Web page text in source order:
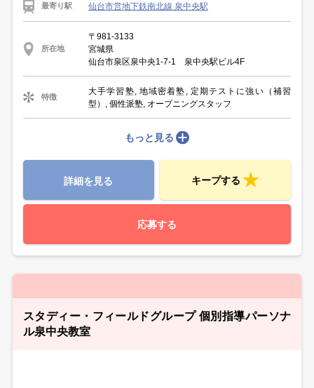
最寄り駅 仙台市営地下鉄南北線 泉中央駅
所在地
〒981-3133
宮城県
仙台市泉区泉中央1-7-1 泉中央駅ビル4F
特徴
大手学習塾, 地域密着塾, 定期テストに強い（補習
型）, 個性派塾, オープニングスタッフ
もっと見る
詳細を見る キープする
応募する
スタディー・フィールドグループ 個別指導パーソナ
ル泉中央教室